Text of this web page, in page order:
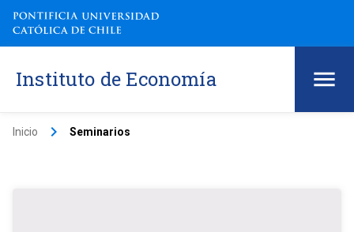
Instituto de Economía
Inicio keyboard_arrow_right Seminarios